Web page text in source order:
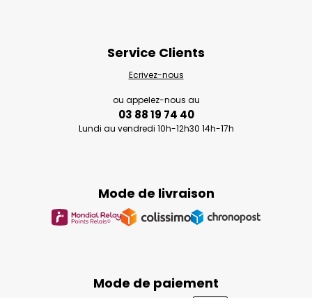
Mode de paiement
Mode de livraison
Service Clients
Ecrivez-nous
ou appelez-nous au
03 88 19 74 40
Lundi au vendredi 10h-12h30 14h-17h